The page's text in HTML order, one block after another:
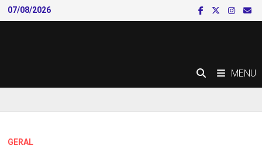
Skip
to
07/08/2026
MENU
GERAL